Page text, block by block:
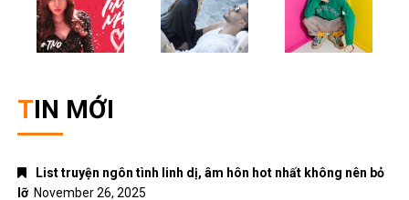
TIN MỚI
List truyện ngôn tình linh dị, âm hôn hot nhất không nên bỏ
lỡ November 26, 2025